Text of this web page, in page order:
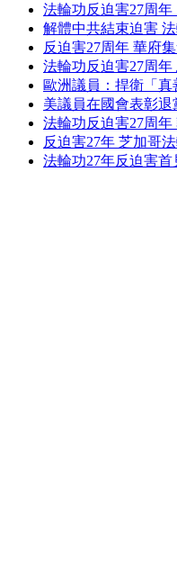
法輪功反迫害27周
解體中共結束迫害
反迫害27周年 華府
法輪功反迫害27周
歐洲議員：捍衛「
美議員在國會表彰
法輪功反迫害27周年
反迫害27年 芝加哥
法輪功27年反迫害